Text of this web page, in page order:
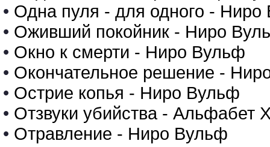
• Одна пуля - для одного -
• Оживший покойник - Ниро
• Окно к смерти - Ниро Вульф
• Окончательное решение -
• Острие копья - Ниро Вульф
• Отзвуки убийства - Альфабет
• Отравление - Ниро Вульф